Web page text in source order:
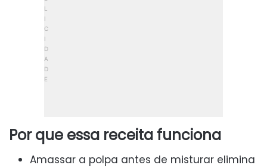
Por que essa receita funciona
Amassar a polpa antes de misturar elimina